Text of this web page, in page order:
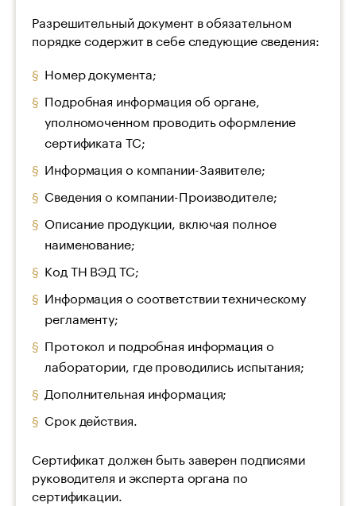
Разрешительный документ в обязательном
порядке содержит в себе следующие сведения:
Номер документа;
Подробная информация об органе,
уполномоченном проводить оформление
сертификата ТС;
Информация о компании-Заявителе;
Сведения о компании-Производителе;
Описание продукции, включая полное
наименование;
Код ТН ВЭД ТС;
Информация о соответствии техническому
регламенту;
Протокол и подробная информация о
лаборатории, где проводились испытания;
Дополнительная информация;
Срок действия.
Сертификат должен быть заверен подписями
руководителя и эксперта органа по
сертификации.